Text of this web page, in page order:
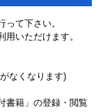
て下さい。
いただけます。
なくなります)
書籍」の登録・閲覧